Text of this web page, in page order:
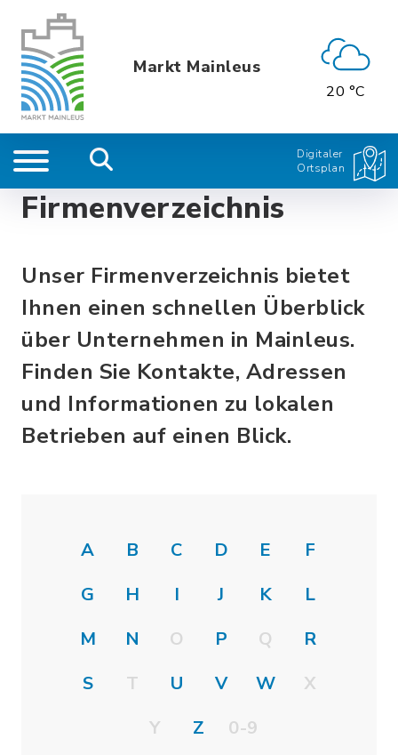
Markt Mainleus
20 °C
Digitaler
Ortsplan
Firmenverzeichnis
Unser Firmenverzeichnis bietet
Ihnen einen schnellen Überblick
über Unternehmen in Mainleus.
Finden Sie Kontakte, Adressen
und Informationen zu lokalen
Betrieben auf einen Blick.
A B C D E
F
G
H I J K
L
M
N O P Q
R
S
T U V W
X
Y
Z 0-9